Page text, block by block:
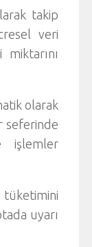
takip
veri
olarak
seferinde
işlemler
tüketimini
uyarı